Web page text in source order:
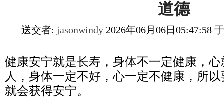
道德
送交者: jasonwindy2026年06月06日05:47:58
健康安宁就是长寿，身体不一定健康，
人，身体一定不好，心一定不健康，所
就会获得安宁。